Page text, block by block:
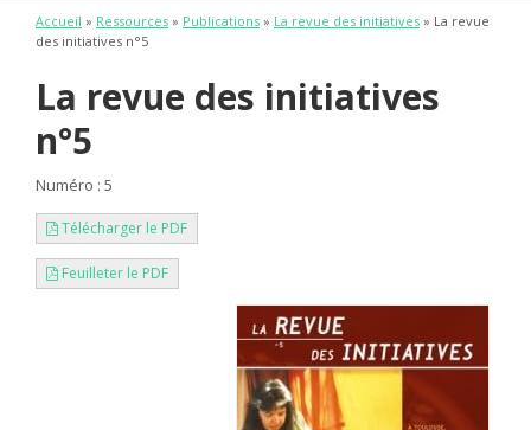
Accueil » Ressources » Publications » La revue des initiatives » La revue
des initiatives n°5
La revue des initiatives
n°5
Numéro : 5
Télécharger le PDF
Feuilleter le PDF